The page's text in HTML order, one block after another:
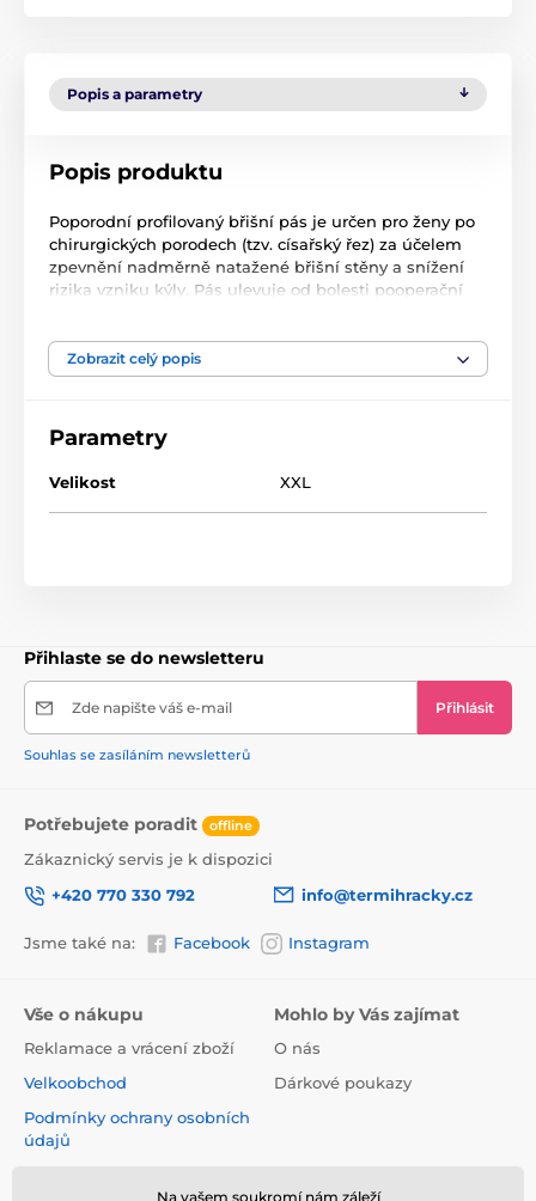
Popis a parametry
Popis produktu
Poporodní profilovaný břišní pás je určen pro ženy po
chirurgických porodech (tzv. císařský řez) za účelem
zpevnění nadměrně natažené břišní stěny a snížení
rizika vzniku kýly. Pás ulevuje od bolesti pooperační
břišních svalů. Abyste našli správnou velikost, změřte
si obvod břicha a vyberte si velikost z tabulky.
Pozornost! Užívání přípravku konzultujte se svým
lékařem. Během nošení pásu se doporučuje provádět
základní sestavu rehabilitačních cvičení. Další
používání pásu bez cvičení může oslabit vaše břišní
svaly.
• Posiluje přetaženou břišní stěnu
• Tiší bolest pooperačních ran a dodává vám pocit
bezpečí
Zobrazit celý popis
Parametry
Velikost XXL
Přihlaste se do newsletteru
Zde napište váš e-mail Přihlásit
Souhlas se zasíláním newsletterů
Potřebujete poradit offline
Zákaznický servis je k dispozici
+420 770 330 792
info@termihracky.cz
Jsme také na: Facebook Instagram
Vše o nákupu
Reklamace a vrácení zboží
Velkoobchod
Podmínky ochrany osobních
údajů
Mohlo by Vás zajímat
O nás
Dárkové poukazy
Na vašem soukromí nám záleží